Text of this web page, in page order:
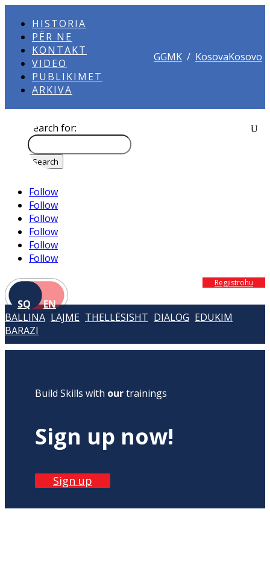
HISTORIA
PËR NE
KONTAKT
VIDEO
PUBLIKIMET
ARKIVA
GGMK / KosovaKosovo
Search for:
Follow
Follow
Follow
Follow
Follow
Follow
SQ EN
Regjistrohu
BALLINA LAJME THELLËSISHT DIALOG EDUKIM
BARAZI
Build Skills with ourtrainings
Sign up now!
Sign up